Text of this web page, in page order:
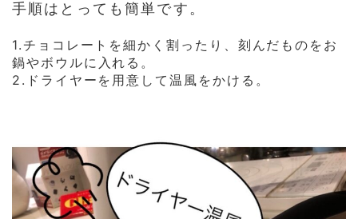
手順はとっても簡単です。
1.チョコレートを細かく割ったり、刻んだものをお
鍋やボウルに入れる。
2.ドライヤーを用意して温風をかける。